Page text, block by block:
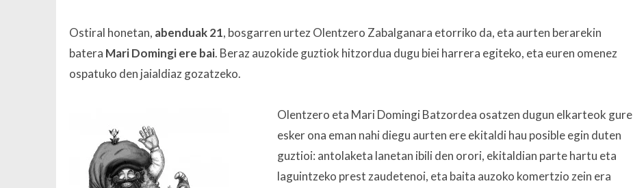
Ostiral honetan, abenduak 21, bosgarren urtez Olentzero Zabalganara etorriko da, eta aurten berarekin
batera Mari Domingiere bai. Beraz auzokide guztiok hitzordua dugu biei harrera egiteko, eta euren omenez
ospatuko den jaialdiaz gozatzeko.
Olentzero eta Mari Domingi Batzordea osatzen dugun elkarteok gure
esker ona eman nahi diegu aurten ere ekitaldi hau posible egin duten
guztioi: antolaketa lanetan ibili den orori, ekitaldian parte hartu eta
laguintzeko prest zaudetenoi, eta baita auzoko komertzio zein era